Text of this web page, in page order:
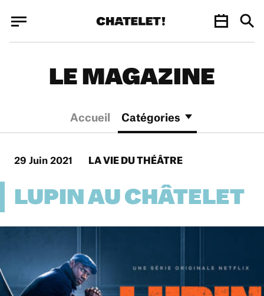
LE MAGAZINE
Accueil Catégories
29 Juin 2021 LA VIE DU THÉÂTRE
LUPIN AU CHÂTELET